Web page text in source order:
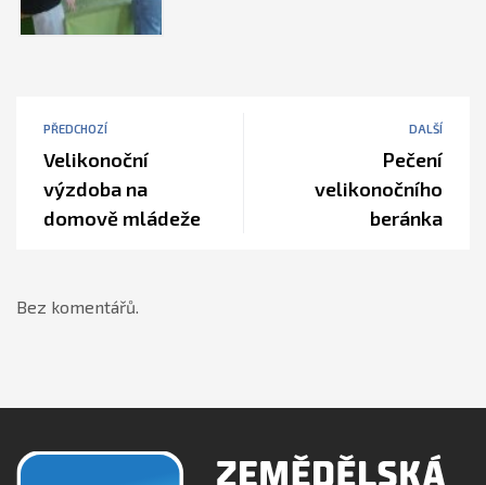
PŘEDCHOZÍ
Velikonoční
výzdoba na
domově mládeže
DALŠÍ
Pečení
velikonočního
beránka
Bez komentářů.